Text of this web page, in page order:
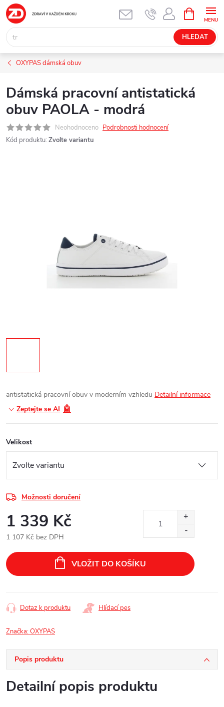
Přejít
na
obsah
HLEDAT
NÁKUPNÍ
KOŠÍK
OXYPAS dámská obuv
Dámská pracovní antistatická
obuv PAOLA - modrá
Neohodnoceno Podrobnosti hodnocení
Kód produktu: Zvolte variantu
antistatická pracovní obuv v moderním vzhledu Detailní informace
Zeptejte se AI 🤖
Velikost
Možnosti doručení
1 339 Kč
1 107 Kč bez DPH
cena:
VLOŽIT DO KOŠÍKU
Dotaz k produktu Hlídací pes
Značka:OXYPAS
Popis produktu
Detailní popis produktu